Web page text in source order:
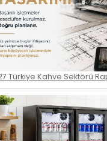
Türkiye Kahve Sektörü